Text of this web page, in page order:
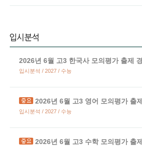
2026년 6월 고3 한국사 모의평가 출제
입시분석 / 2027 / 수능
2026년 6월 고3 영어 모의평가 출
입시분석 / 2027 / 수능
2026년 6월 고3 수학 모의평가 출